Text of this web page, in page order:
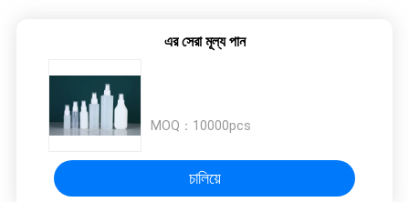
এর সেরা মূল্য পান
MOQ： 10000pcs
চালিয়ে